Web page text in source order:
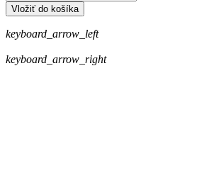
Vložiť do košíka
keyboard_arrow_left
keyboard_arrow_right